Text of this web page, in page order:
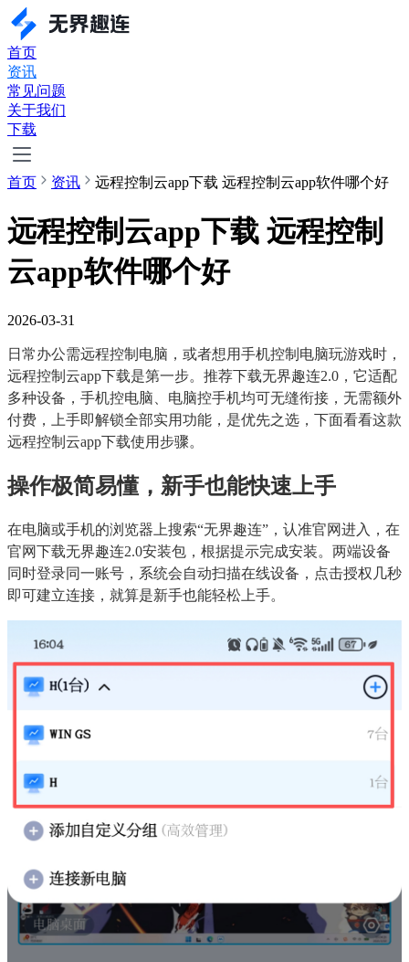
首页
资讯
常见问题
关于我们
下载
首页 资讯 远程控制云app下载 远程控制云app软件哪个好
远程控制云app下载 远程控制
云app软件哪个好
2026-03-31
日常办公需远程控制电脑，或者想用手机控制电脑玩游戏时，
远程控制云app下载是第一步。推荐下载无界趣连2.0，它适配
多种设备，手机控电脑、电脑控手机均可无缝衔接，无需额外
付费，上手即解锁全部实用功能，是优先之选，下面看看这款
远程控制云app下载使用步骤。
操作极简易懂，新手也能快速上手
在电脑或手机的浏览器上搜索“无界趣连”，认准官网进入，在
官网下载无界趣连2.0安装包，根据提示完成安装。两端设备
同时登录同一账号，系统会自动扫描在线设备，点击授权几秒
即可建立连接，就算是新手也能轻松上手。